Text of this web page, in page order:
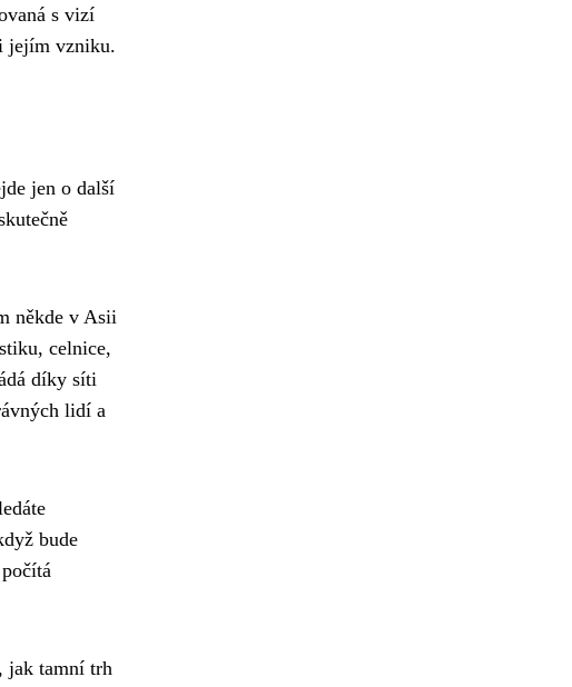
s vizí
jejím vzniku.
jen o další
někde v Asii
celnice,
díky síti
lidí a
bude
jak tamní trh